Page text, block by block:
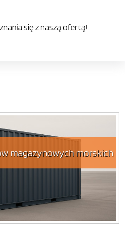
się z naszą ofertą!
magazynowych morskich